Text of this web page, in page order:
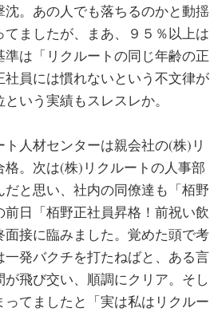
。あの人でも落ちるのかと動揺
ましたが、まあ、９５％以上は
は「リクルートの同じ年齢の正
員には慣れないという不文律が
いう実績もスレスレか。
人材センターは親会社の(株)リ
。次は(株)リクルートの人事部
と思い、社内の同僚達も「栢野
日「栢野正社員昇格！前祝い飲
接に臨みました。覚めた頭で考
発バクチを打たねばと、ある言
飛び交い、順調にクリア。そし
てましたと「実は私はリクルー